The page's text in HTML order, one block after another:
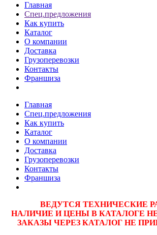
Главная
Спец.предложения
Как купить
Каталог
О компании
Доставка
Грузоперевозки
Контакты
Франшиза
Главная
Спец.предложения
Как купить
Каталог
О компании
Доставка
Грузоперевозки
Контакты
Франшиза
ВЕДУТСЯ ТЕХНИЧЕСКИЕ
НАЛИЧИЕ И ЦЕНЫ В КАТАЛОГЕ
ЗАКАЗЫ ЧЕРЕЗ КАТАЛОГ НЕ